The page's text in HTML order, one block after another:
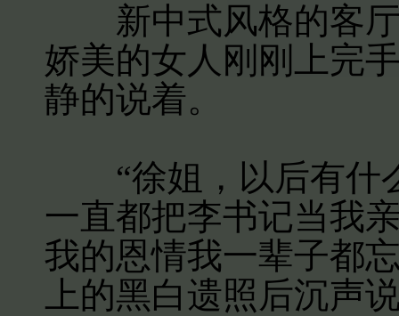
新中式风格的客厅
娇美的女人刚刚上完
静的说着。
“徐姐，以后有什
一直都把李书记当我
我的恩情我一辈子都
上的黑白遗照后沉声